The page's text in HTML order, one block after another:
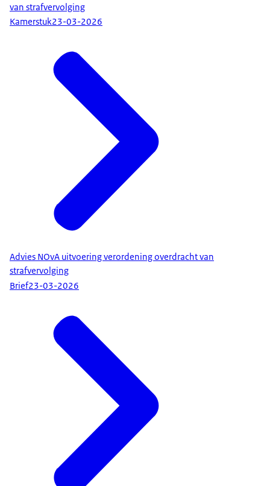
van strafvervolging
Kamerstuk23-03-2026
Advies NOvA uitvoering verordening overdracht van
strafvervolging
Brief23-03-2026